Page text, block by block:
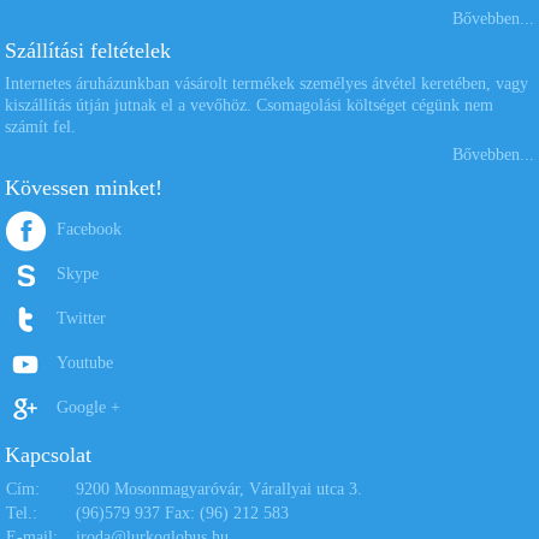
Tecno Puzzle 3D
Oroszlán és Zebra
Bővebben...
Szállítási feltételek
Internetes áruházunkban vásárolt termékek személyes átvétel keretében, vagy
kiszállítás útján jutnak el a vevőhöz. Csomagolási költséget cégünk nem
számít fel.
Bővebben...
Kövessen minket!
Facebook
Skype
Twitter
Youtube
Google +
Kapcsolat
Cím:
9200 Mosonmagyaróvár, Várallyai utca 3.
Tel.:
(96)579 937 Fax: (96) 212 583